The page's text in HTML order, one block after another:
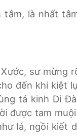
là nhất
sư mừng
đến khi kiệt
tả kinh Di
được tam
lá, ngồi kiết